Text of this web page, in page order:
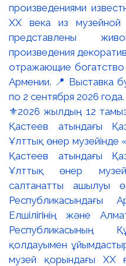
⚜️2026 жылдың 12 тамыз
Қастеев атындағы
Ұлттық өнер музейінде
Қастеев атындағы
Ұлттық өнер
салтанатты ашылуы
Республикасындағы
Елшілігінің және
Республикасының
қолдауымен
музей қорындағы ХХ